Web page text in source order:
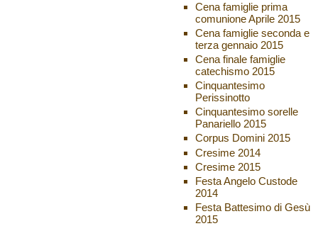
Cena famiglie prima
comunione Aprile 2015
Cena famiglie seconda e
terza gennaio 2015
Cena finale famiglie
catechismo 2015
Cinquantesimo
Perissinotto
Cinquantesimo sorelle
Panariello 2015
Corpus Domini 2015
Cresime 2014
Cresime 2015
Festa Angelo Custode
2014
Festa Battesimo di Gesù
2015